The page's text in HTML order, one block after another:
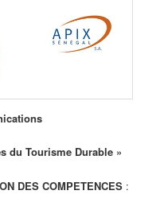
du Tourisme Durable »
DES COMPETENCES :